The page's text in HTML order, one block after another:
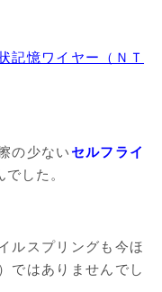
記憶ワイヤー（ＮＴ
の少ない セルフライ
でした。
ルスプリングも今ほ
ではありませんでし